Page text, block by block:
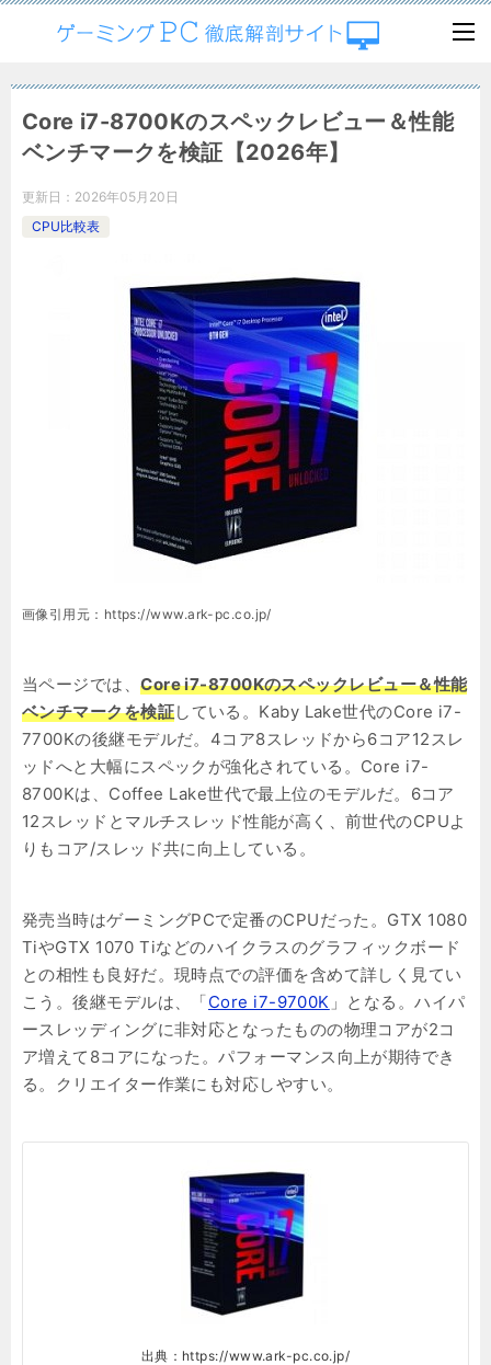
Core i7-8700Kのスペックレビュー＆性能
ベンチマークを検証【2026年】
更新日： 2026年05月20日
CPU比較表
画像引用元：https://www.ark-pc.co.jp/
当ページでは、Core i7-8700Kのスペックレビュー＆性能
ベンチマークを検証している。Kaby Lake世代のCore i7-
7700Kの後継モデルだ。4コア8スレッドから6コア12スレ
ッドへと大幅にスペックが強化されている。Core i7-
8700Kは、Coffee Lake世代で最上位のモデルだ。6コア
12スレッドとマルチスレッド性能が高く、前世代のCPUよ
りもコア/スレッド共に向上している。
発売当時はゲーミングPCで定番のCPUだった。GTX 1080
TiやGTX 1070 Tiなどのハイクラスのグラフィックボード
との相性も良好だ。現時点での評価を含めて詳しく見てい
こう。後継モデルは、「Core i7-9700K 」となる。ハイパ
ースレッディングに非対応となったものの物理コアが2コ
ア増えて8コアになった。パフォーマンス向上が期待でき
る。クリエイター作業にも対応しやすい。
出典：https://www.ark-pc.co.jp/